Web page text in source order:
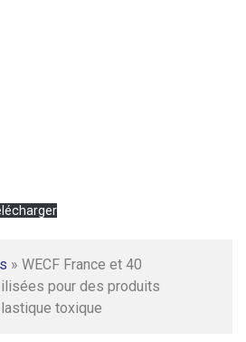
» WECF France et 40
pour des produits
toxique